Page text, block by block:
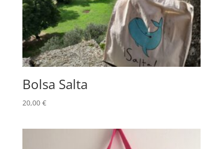
Bolsa Salta
20,00 €